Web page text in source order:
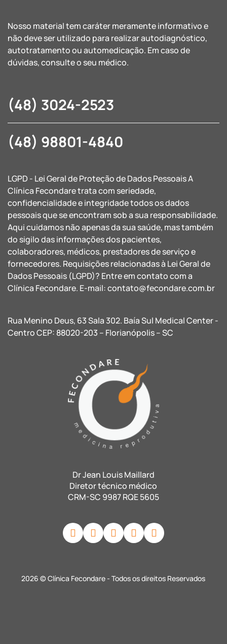
Nosso material tem caráter meramente informativo e
não deve ser utilizado para realizar autodiagnóstico,
autotratamento ou automedicação. Em caso de
dúvidas, consulte o seu médico.
(48) 3024-2523
(48) 98801-4840
LGPD - Lei Geral de Proteção de Dados Pessoais A
Clínica Fecondare trata com seriedade,
confidencialidade e integridade todos os dados
pessoais que se encontram sob a sua responsabilidade.
Aqui cuidamos não apenas da sua saúde, mas também
do sigilo das informações dos pacientes,
colaboradores, médicos, prestadores de serviço e
fornecedores. Requisições relacionadas à Lei Geral de
Dados Pessoais (LGPD)? Entre em contato com a
Clínica Fecondare. E-mail:contato@fecondare.com.br
Rua Menino Deus, 63 Sala 302. Baía Sul Medical Center -
Centro CEP: 88020-203 – Florianópolis – SC
Dr Jean Louis Maillard
Diretor técnico médico
CRM-SC 9987 RQE 5605
2026 © Clínica Fecondare - Todos os direitos Reservados